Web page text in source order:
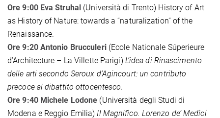
Ore 9:00 Eva Struhal (Università di Trento) History of Art
as History of Nature: towards a “naturalization” of the
Renaissance.
Ore 9:20 Antonio Brucculeri (Ecole Nationale Súperieure
d’Architecture – La Villette Parigi) L’idea di Rinascimento
delle arti secondo Seroux d’Agincourt: un contributo
precoce al dibattito ottocentesco.
Ore 9:40 Michele Lodone (Università degli Studi di
Modena e Reggio Emilia) Il Magnifico. Lorenzo de’ Medici